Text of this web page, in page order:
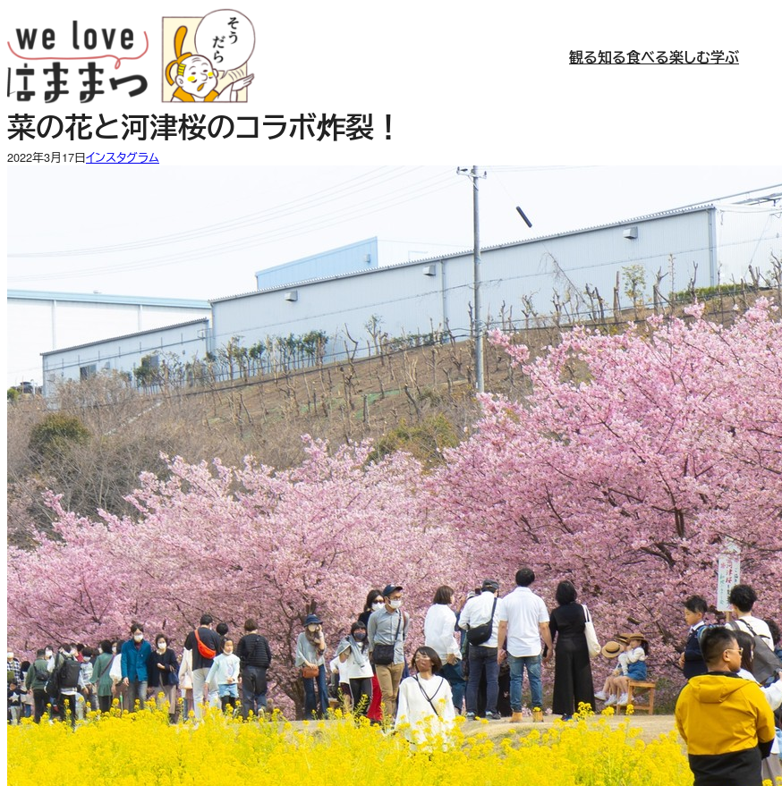
容
を
ス
キ
ッ
プ
観る知る食べる楽しむ学ぶ
菜の花と河津桜のコラボ炸裂！
2022年3月17日インスタグラム